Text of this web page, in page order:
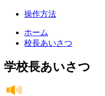
操作方法
ホーム
校長あいさつ
学校長あいさつ